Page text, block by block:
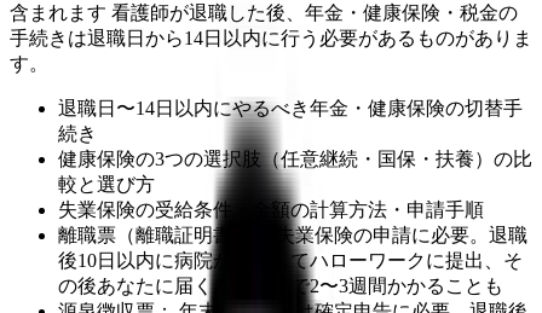
含まれます 看護師が退職した後、年金・健康保険・税金の
手続きは退職日から14日以内に行う必要があるものがありま
す。
退職日〜14日以内にやるべき年金・健康保険の切替手
続き
健康保険の3つの選択肢（任意継続・国保・扶養）の比
較と選び方
失業保険の受給条件・金額の計算方法・申請手順
離職票（離職証明書）： 失業保険の申請に必要。退職
後10日以内に病院が発行してハローワークに提出、そ
の後あなたに届く。届くまで2〜3週間かかることも